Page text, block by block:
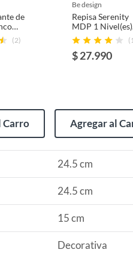
en esa condición a un precio
entre otros análogos.
de
vgo
(2)
Carro
be design
Repisa Serenity
MDP 1 Nivel(es)
24.5x24.5x15
Blanco
$ 27.990
Agregar al
24.5 cm
24.5 cm
15 cm
Decorativa